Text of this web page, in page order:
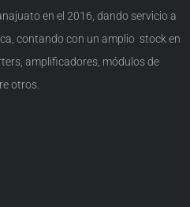
en el 2016, dando servicio a
contando con un amplio stock en
amplificadores, módulos de
otros.